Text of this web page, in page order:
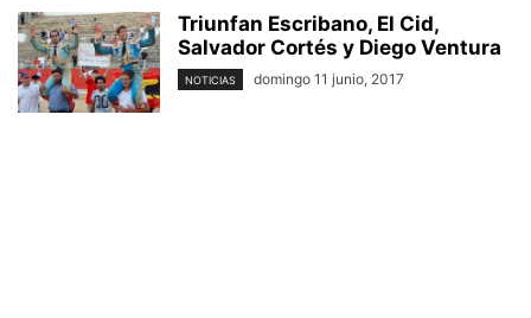
Triunfan Escribano, El Cid,
Salvador Cortés y Diego Ventura
NOTICIAS domingo 11 junio, 2017